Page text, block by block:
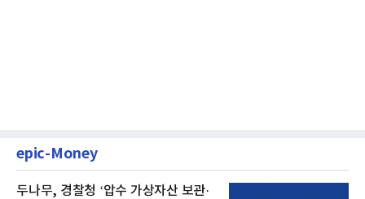
epic-Money
두나무, 경찰청 ‘압수 가상자산 보관·